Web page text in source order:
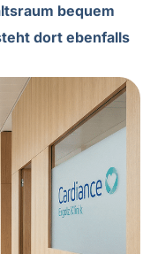
bequem
dort ebenfalls